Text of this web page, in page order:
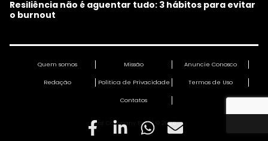
Resiliência não é aguentar tudo: 3 hábitos para evitar
o burnout
Quem somos Missão Anuncie Conosco
Redação Política de Privacidade Termos de Uso
Contatos
Fast Company Brasil © 2026